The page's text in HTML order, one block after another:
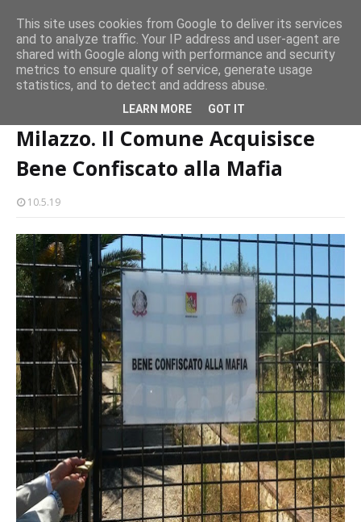
Milazzo 28ª Sagra del Pesce a Vaccarella: il programma
EVENTI
Milazzo. Il Comune Acquisisce Bene Confiscato alla Mafia
Milazzo. Il Comune Acquisisce
Bene Confiscato alla Mafia
10.5.19
This site uses cookies from Google to deliver its services
and to analyze traffic. Your IP address and user-agent are
shared with Google along with performance and security
metrics to ensure quality of service, generate usage
statistics, and to detect and address abuse.
LEARN MORE GOT IT